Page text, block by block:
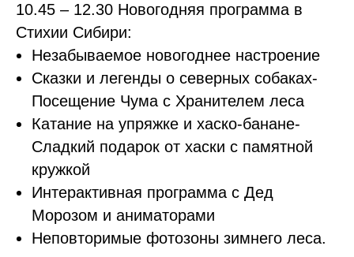
10.45 – 12.30 Новогодняя программа в
Стихии Сибири:
Незабываемое новогоднее настроение
Сказки и легенды о северных собаках-
Посещение Чума с Хранителем леса
Катание на упряжке и хаско-банане-
Сладкий подарок от хаски с памятной
кружкой
Интерактивная программа с Дед
Морозом и аниматорами
Неповторимые фотозоны зимнего леса.